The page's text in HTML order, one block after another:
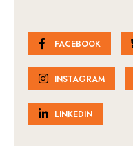
FACEBOOK
INSTAGRAM
LINKEDIN